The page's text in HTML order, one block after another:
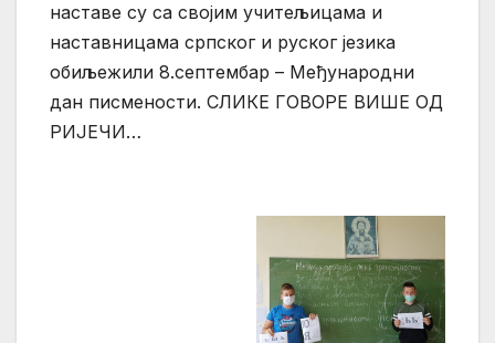
наставе су са својим учитељицама и
наставницама српског и руског језика
обиљежили 8.септембар – Међународни
дан писмености. СЛИКЕ ГОВОРЕ ВИШЕ ОД
РИЈЕЧИ…